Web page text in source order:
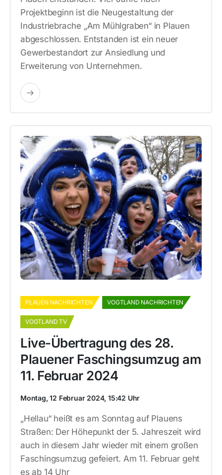
Projektbeginn ist die Neugestaltung der
Industriebrache „Am Mühlgraben“ in Plauen
abgeschlossen. Entstanden ist ein neuer
Gewerbestandort zur Ansiedlung und
Erweiterung von Unternehmen.
PLAUEN NACHRICHTEN VOGTLAND NACHRICHTEN
VOGTLAND TV
Live-Übertragung des 28.
Plauener Faschingsumzug am
11. Februar 2024
Montag, 12 Februar 2024, 15:42 Uhr
„Hellau“ heißt es am Sonntag auf Plauens
Straßen: Der Höhepunkt der 5. Jahreszeit wird
auch in diesem Jahr wieder mit einem großen
Faschingsumzug gefeiert. Am 11. Februar geht
es ab 14 Uhr